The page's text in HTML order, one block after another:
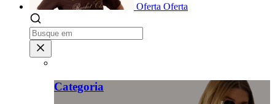
Oferta Oferta
Categoria